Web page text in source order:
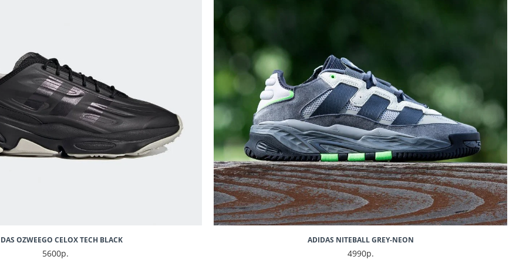
OZWEEGO CELOX TECH BLACK
5600р.
ADIDAS NITEBALL GREY-NEON
4990р.